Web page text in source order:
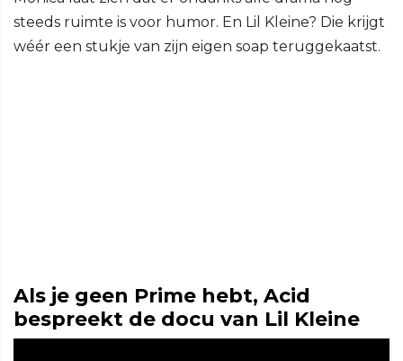
steeds ruimte is voor humor. En Lil Kleine? Die krijgt
wéér een stukje van zijn eigen soap teruggekaatst.
Als je geen Prime hebt, Acid
bespreekt de docu van Lil Kleine